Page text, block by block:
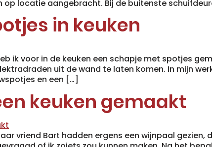
op locatie aangebracht. Bij de buitenste
in keuken
ik voor in de keuken een schapje met spotjes
uit de wand te laten komen. In mijn
en een […]
keuken gemaakt
vriend Bart hadden ergens een wijnpaal gezien,